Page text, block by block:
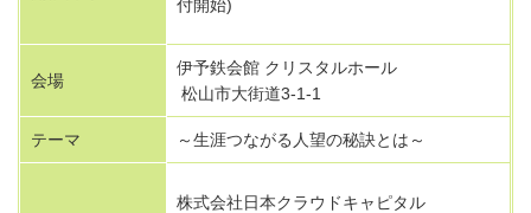
付開始)
会場
伊予鉄会館 クリスタルホール
松山市大街道3-1-1
テーマ ～生涯つながる人望の秘訣とは～
株式会社日本クラウドキャピタル